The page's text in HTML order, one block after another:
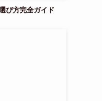
び方完全ガイド